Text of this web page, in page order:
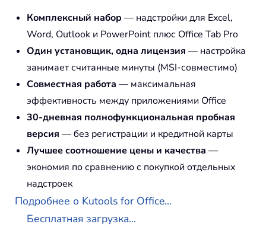
Комплексный набор — надстройки для Excel,
Word, Outlook и PowerPoint плюс Office Tab Pro
Один установщик, одна лицензия — настройка
занимает считанные минуты (MSI-совместимо)
Совместная работа — максимальная
эффективность между приложениями Office
30-дневная полнофункциональная пробная
версия — без регистрации и кредитной карты
Лучшее соотношение цены и качества —
экономия по сравнению с покупкой отдельных
надстроек
Подробнее о Kutools for Office...
Бесплатная загрузка...